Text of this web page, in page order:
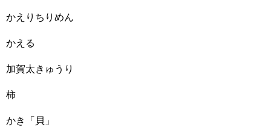
かえりちりめん
かえる
加賀太きゅうり
柿
かき「貝」